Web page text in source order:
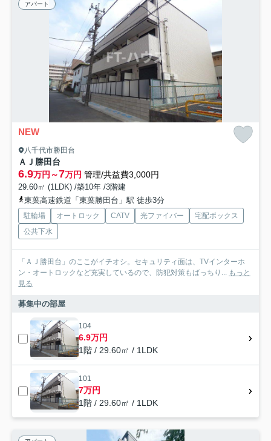
アパート
NEW
八千代市勝田台
ＡＪ勝田台
6.9万円～7万円 管理/共益費3,000円
29.60㎡ (1LDK) /築10年 /3階建
東葉高速鉄道「東葉勝田台」駅 徒歩3分
駐輪場 オートロック CATV 光ファイバー
宅配ボックス
公共下水
「ＡＪ勝田台」のここがイチオシ。セキュリティ面は、TVインターホ
ン・オートロックなど充実しているので、防犯対策もばっちり... もっと
見る
募集中の部屋
104
6.9万円
1階 / 29.60㎡ / 1LDK
101
7万円
1階 / 29.60㎡ / 1LDK